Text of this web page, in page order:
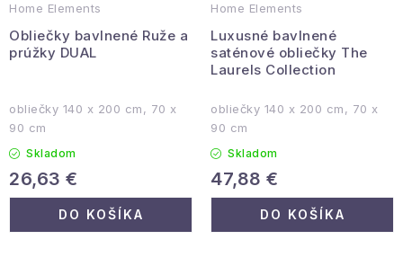
Home Elements
Obliečky bavlnené Ruže a
prúžky DUAL
obliečky 140 x 200 cm, 70 x
90 cm
Skladom
26,63 €
DO KOŠÍKA
Home Elements
Luxusné bavlnené
saténové obliečky The
Laurels Collection
obliečky 140 x 200 cm, 70 x
90 cm
Skladom
47,88 €
DO KOŠÍKA